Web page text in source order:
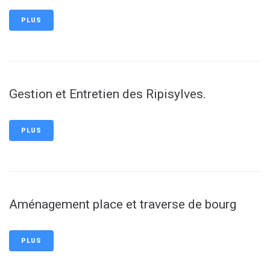
PLUS
Gestion et Entretien des Ripisylves.
PLUS
Aménagement place et traverse de bourg
PLUS